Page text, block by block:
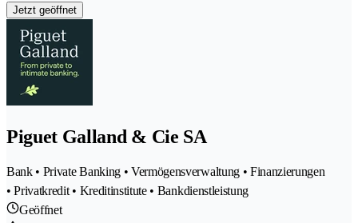
Jetzt geöffnet
Piguet Galland & Cie SA
Bank • Private Banking • Vermögensverwaltung • Finanzierungen
• Privatkredit • Kreditinstitute • Bankdienstleistung
Geöffnet